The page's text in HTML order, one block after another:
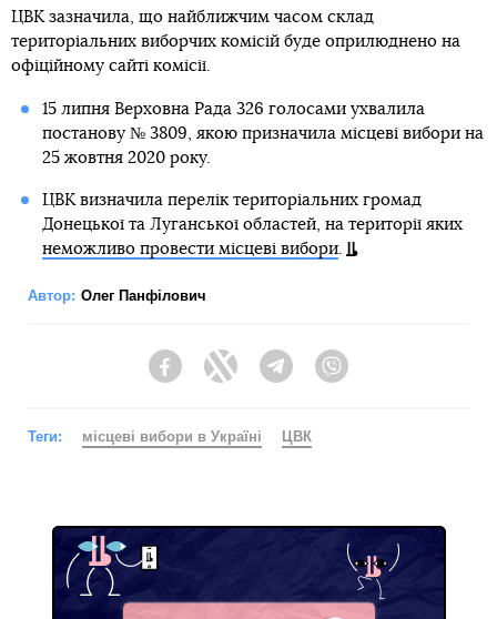
ЦВК зазначила, що найближчим часом склад
територіальних виборчих комісій буде оприлюднено на
офіційному сайті комісії.
15 липня Верховна Рада 326 голосами ухвалила
постанову № 3809, якою призначила місцеві вибори на
25 жовтня 2020 року.
ЦВК визначила перелік територіальних громад
Донецької та Луганської областей, на території яких
неможливо провести місцеві вибори.
Автор: Олег Панфілович
FacebookTwitter Telegram
Теги: місцеві вибори в Україні ЦВК